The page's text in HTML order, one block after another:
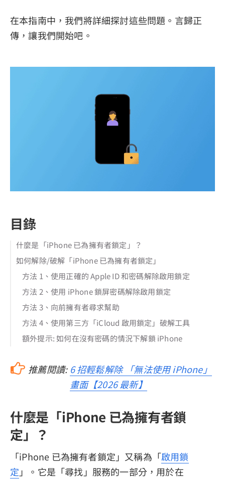
在本指南中，我們將詳細探討這些問題。言歸正
傳，讓我們開始吧。
目錄
什麼是「iPhone 已為擁有者鎖定」？
如何解除/破解「iPhone 已為擁有者鎖定」
方法 1、使用正確的 Apple ID 和密碼解除啟用鎖定
方法 2、使用 iPhone 鎖屏密碼解除啟用鎖定
方法 3、向前擁有者尋求幫助
方法 4、使用第三方「iCloud 啟用鎖定」破解工具
額外提示: 如何在沒有密碼的情況下解鎖 iPhone
推薦閱讀: 6 招輕鬆解除 「無法使用 iPhone」
畫面【2026 最新】
什麼是「iPhone 已為擁有者鎖
定」？
「iPhone 已為擁有者鎖定」又稱為「啟用鎖
定 」。它是「尋找」服務的一部分，用於在